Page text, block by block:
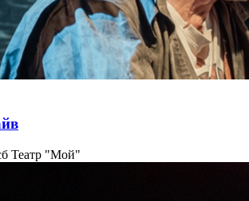
Театр "Мой"